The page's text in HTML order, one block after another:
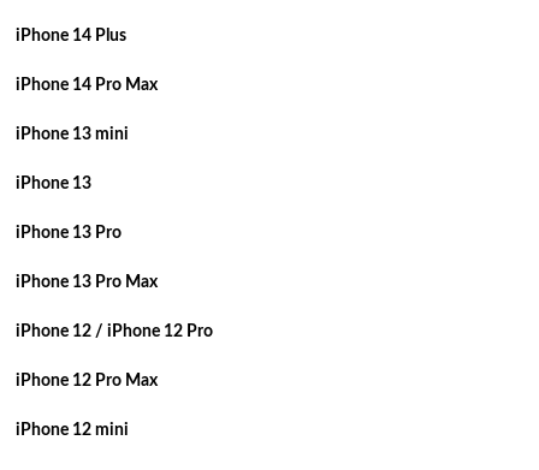
iPhone 14 Plus
iPhone 14 Pro Max
iPhone 13 mini
iPhone 13
iPhone 13 Pro
iPhone 13 Pro Max
iPhone 12 / iPhone 12 Pro
iPhone 12 Pro Max
iPhone 12 mini